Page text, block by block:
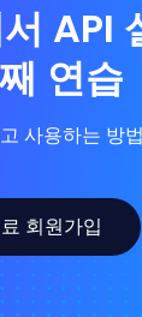
API
연습
사용하는 방
회원가입